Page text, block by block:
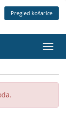
Pregled košarice